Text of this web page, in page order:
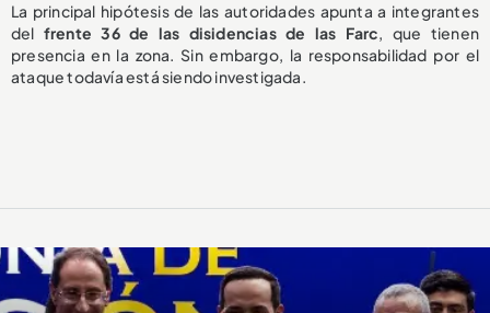
La principal hipótesis de las autoridades apunta a integrantes
del frente 36 de las disidencias de las Farc, que tienen
presencia en la zona. Sin embargo, la responsabilidad por el
ataque todavía está siendo investigada.